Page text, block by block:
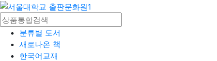
분류별 도서
새로나온 책
한국어교재